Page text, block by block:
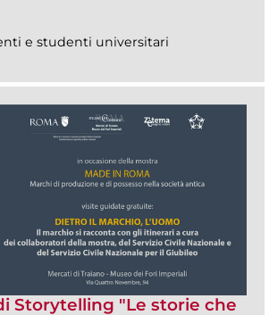
e studenti universitari
Storytelling "Le storie che